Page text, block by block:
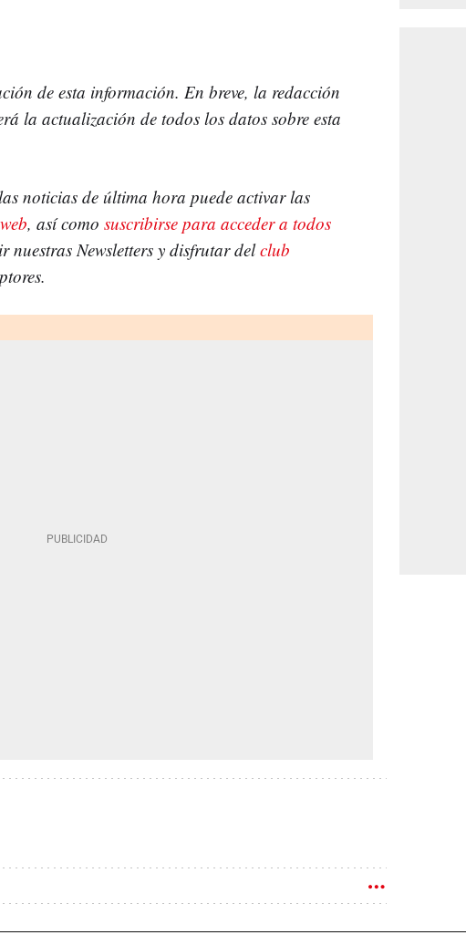
de esta información. En breve, la redacción
la actualización de todos los datos sobre esta
noticias de última hora puede activar las
, así como suscribirse para acceder a todos
nuestras Newsletters y disfrutar delclub